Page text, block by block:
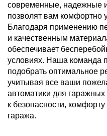
современные, надежные
позволят вам комфортно
Благодаря применению
и качественным
обеспечивает
условиях. Наша команда
подобрать оптимальное
учитывая все ваши
автоматики для
к безопасности,
гаража.